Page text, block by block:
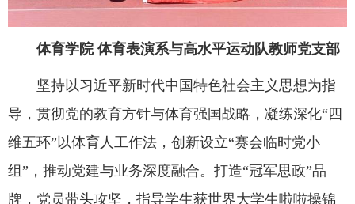
体育学院 体育表演系与高水平运动队教师党支部
坚持以习近平新时代中国特色社会主义思想为指
导，贯彻党的教育方针与体育强国战略，凝练深化“四
维五环”以体育人工作法，创新设立“赛会临时党小
组”，推动党建与业务深度融合。打造“冠军思政”品
牌，党员带头攻坚，指导学生获世界大学生啦啦操锦